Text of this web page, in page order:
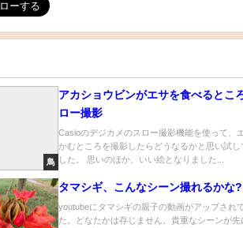
鳥
アカショウビンがエサを食べるとこ
ロー撮影
Casioのデジカメのスロー撮影機能を使って、
かむところを撮影したらどうなるかと思い試し
した。 思いのほか、いい絵となりました...
タマシギ、こんなシーン撮れるかな?
youtubeにタマシギの親子の動画がアップされ
た。どなたかは存じません。貴重なシーンが先